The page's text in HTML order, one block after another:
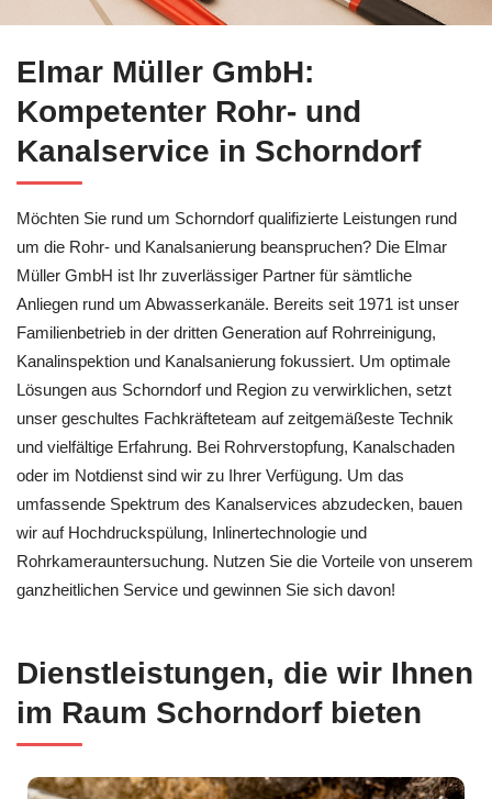
Elmar Müller GmbH:
Kompetenter Rohr- und
Kanalservice in Schorndorf
Möchten Sie rund um Schorndorf qualifizierte Leistungen rund
um die Rohr- und Kanalsanierung beanspruchen? Die Elmar
Müller GmbH ist Ihr zuverlässiger Partner für sämtliche
Anliegen rund um Abwasserkanäle. Bereits seit 1971 ist unser
Familienbetrieb in der dritten Generation auf Rohrreinigung,
Kanalinspektion und Kanalsanierung fokussiert. Um optimale
Lösungen aus Schorndorf und Region zu verwirklichen, setzt
unser geschultes Fachkräfteteam auf zeitgemäßeste Technik
und vielfältige Erfahrung. Bei Rohrverstopfung, Kanalschaden
oder im Notdienst sind wir zu Ihrer Verfügung. Um das
umfassende Spektrum des Kanalservices abzudecken, bauen
wir auf Hochdruckspülung, Inlinertechnologie und
Rohrkamerauntersuchung. Nutzen Sie die Vorteile von unserem
ganzheitlichen Service und gewinnen Sie sich davon!
Dienstleistungen, die wir Ihnen
im Raum Schorndorf bieten